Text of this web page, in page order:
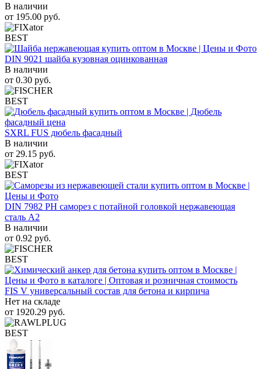
В наличии
от 195.00 руб.
BEST
DIN 9021 шайба кузовная оцинкованная
В наличии
от 0.30 руб.
BEST
SXRL FUS дюбель фасадный
В наличии
от 29.15 руб.
BEST
DIN 7982 PH саморез с потайной головкой нержавеющая
сталь A2
В наличии
от 0.92 руб.
BEST
FIS V универсальный состав для бетона и кирпича
Нет на складе
от 1920.29 руб.
BEST